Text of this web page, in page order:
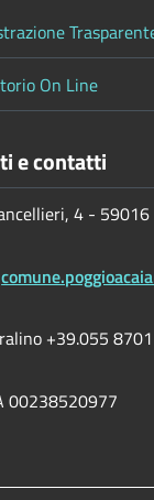
On Line
e contatti
4 - 59016
+39.055
00238520977